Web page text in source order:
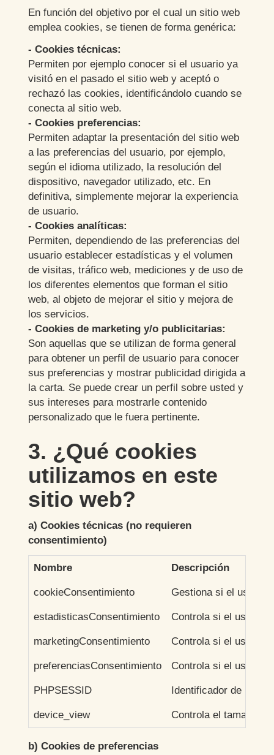
En función del objetivo por el cual un sitio web
emplea cookies, se tienen de forma genérica:
- Cookies técnicas:
Permiten por ejemplo conocer si el usuario ya
visitó en el pasado el sitio web y aceptó o
rechazó las cookies, identificándolo cuando se
conecta al sitio web.
- Cookies preferencias:
Permiten adaptar la presentación del sitio web
a las preferencias del usuario, por ejemplo,
según el idioma utilizado, la resolución del
dispositivo, navegador utilizado, etc. En
definitiva, simplemente mejorar la experiencia
de usuario.
- Cookies analíticas:
Permiten, dependiendo de las preferencias del
usuario establecer estadísticas y el volumen
de visitas, tráfico web, mediciones y de uso de
los diferentes elementos que forman el sitio
web, al objeto de mejorar el sitio y mejora de
los servicios.
- Cookies de marketing y/o publicitarias:
Son aquellas que se utilizan de forma general
para obtener un perfil de usuario para conocer
sus preferencias y mostrar publicidad dirigida a
la carta. Se puede crear un perfil sobre usted y
sus intereses para mostrarle contenido
personalizado que le fuera pertinente.
3. ¿Qué cookies
utilizamos en este
sitio web?
a) Cookies técnicas (no requieren
consentimiento)
Nombre Descripción
cookieConsentimiento Gestiona si el
estadisticasConsentimiento Controla si el usuario
marketingConsentimiento Controla si el usuario
preferenciasConsentimiento Controla si el usuario
PHPSESSID Identificador de la
device_view Controla el tamaño
b) Cookies de preferencias